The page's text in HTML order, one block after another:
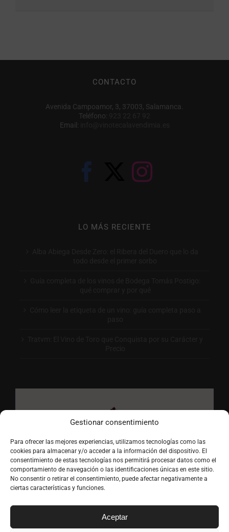
Gestionar consentimiento
Para ofrecer las mejores experiencias, utilizamos tecnologías como las
cookies para almacenar y/o acceder a la información del dispositivo. El
consentimiento de estas tecnologías nos permitirá procesar datos como el
comportamiento de navegación o las identificaciones únicas en este sitio.
No consentir o retirar el consentimiento, puede afectar negativamente a
ciertas características y funciones.
Aceptar
CONTACTO
Avenida Campoamor, 3, 37003, Salamanca.
Teléfono:
Email:
LO MÁS RECIENTE